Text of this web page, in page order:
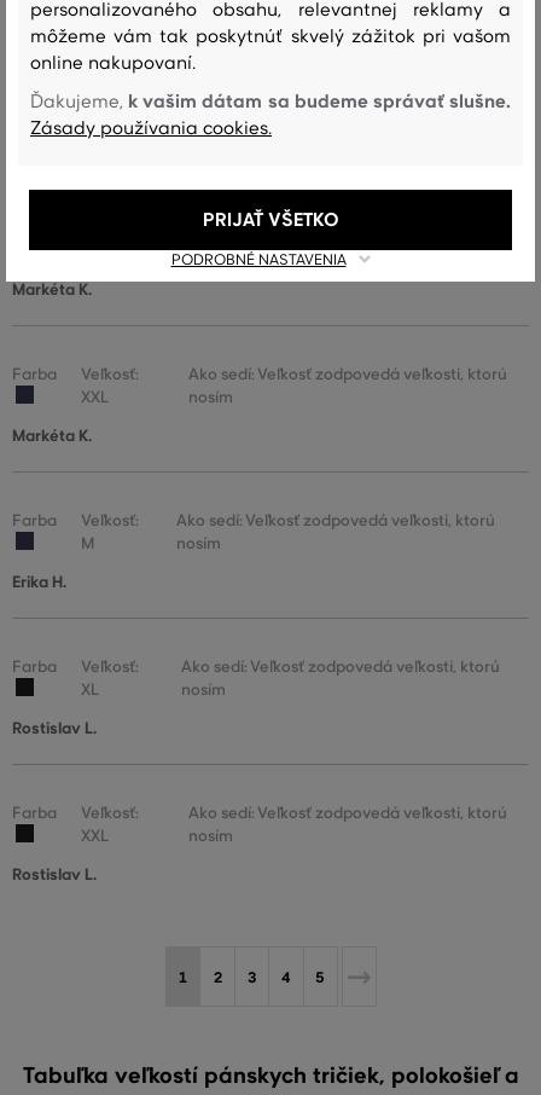
4XL
nosím
Ivan L.
XXL
Ako sedí: Veľkosť zodpovedá veľkosti, ktorú
nosím
Markéta K.
Farba
Veľkosť:
XXL
Ako sedí: Veľkosť zodpovedá veľkosti, ktorú
nosím
Markéta K.
Farba
Veľkosť:
M
Ako sedí: Veľkosť zodpovedá veľkosti, ktorú
nosím
Erika H.
Farba
Veľkosť:
XL
Ako sedí: Veľkosť zodpovedá veľkosti, ktorú
nosím
Rostislav L.
Farba
Veľkosť:
XXL
Ako sedí: Veľkosť zodpovedá veľkosti, ktorú
nosím
Rostislav L.
1 2 3 4 5
Tabuľka veľkostí pánskych tričiek, polokošieľ a
personalizovaného obsahu, relevantnej reklamy a
môžeme vám tak poskytnúť skvelý zážitok pri vašom
online nakupovaní.
Ďakujeme, k vašim dátam sa budeme správať slušne.
Zásady používania cookies.
PODROBNÉ NASTAVENIA
PRIJAŤ VŠETKO